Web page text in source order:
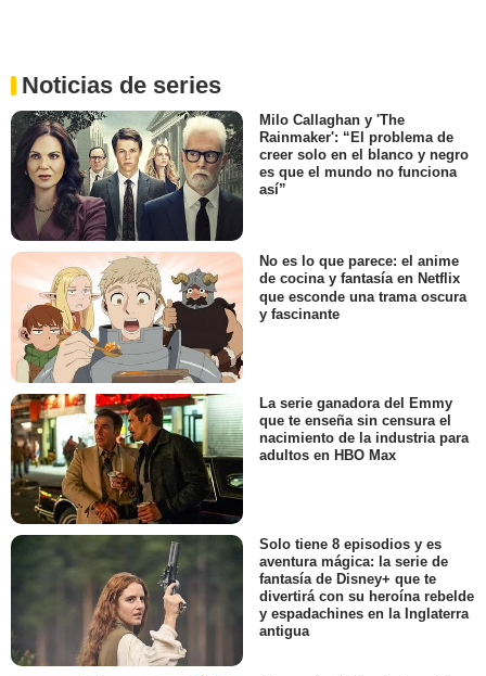
Noticias de series
Milo Callaghan y 'The
Rainmaker': “El problema de
creer solo en el blanco y negro
es que el mundo no funciona
así”
No es lo que parece: el anime
de cocina y fantasía en Netflix
que esconde una trama oscura
y fascinante
La serie ganadora del Emmy
que te enseña sin censura el
nacimiento de la industria para
adultos en HBO Max
Solo tiene 8 episodios y es
aventura mágica: la serie de
fantasía de Disney+ que te
divertirá con su heroína rebelde
y espadachines en la Inglaterra
antigua